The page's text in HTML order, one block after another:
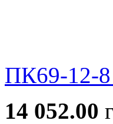
ПК69-12-8
14 052.00